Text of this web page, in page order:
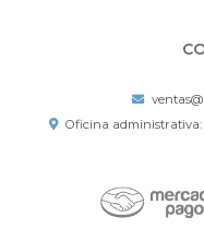
Oficina administrativa: